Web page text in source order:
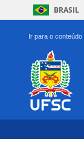
BRASIL
Ir para o conteúdo